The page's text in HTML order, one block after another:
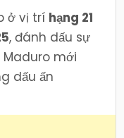
ở vị trí hạng 21
, đánh dấu sự
mới
dấu ấn